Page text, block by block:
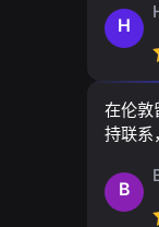
H
在伦敦
持联系
B